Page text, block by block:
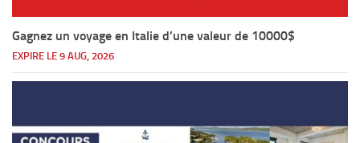
Gagnez un voyage en Italie d’une valeur de 10000$
EXPIRE LE 9 AUG, 2026